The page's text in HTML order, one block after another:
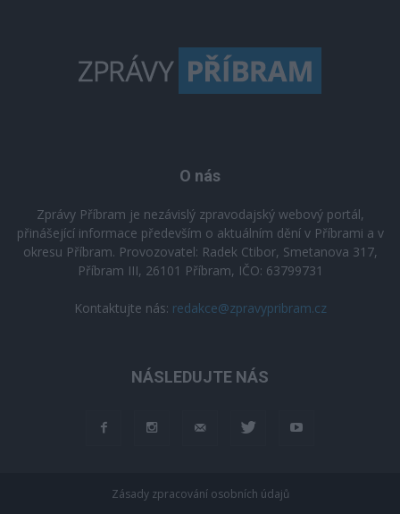
O nás
Zprávy Příbram je nezávislý zpravodajský webový portál,
přinášející informace především o aktuálním dění v Příbrami a v
okresu Příbram. Provozovatel: Radek Ctibor, Smetanova 317,
Příbram III, 26101 Příbram, IČO: 63799731
Kontaktujte nás: redakce@zpravypribram.cz
NÁSLEDUJTE NÁS
Zásady zpracování osobních údajů